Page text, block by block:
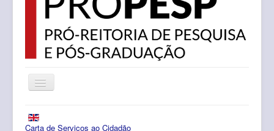
Alternar
Navegação
Notícias
Carta de Serviços ao Cidadão